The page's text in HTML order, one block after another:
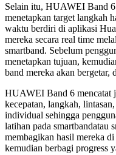
Selain itu, HUAWEI Band
menetapkan target langkah
waktu berdiri di aplikasi
mereka secara real time
smartband. Sebelum
menetapkan tujuan,
band mereka akan bergetar,
HUAWEI Band 6 mencatat
kecepatan, langkah,
individual sehingga
latihan pada smartbandatau
membagikan hasil mereka
kemudian berbagi progress